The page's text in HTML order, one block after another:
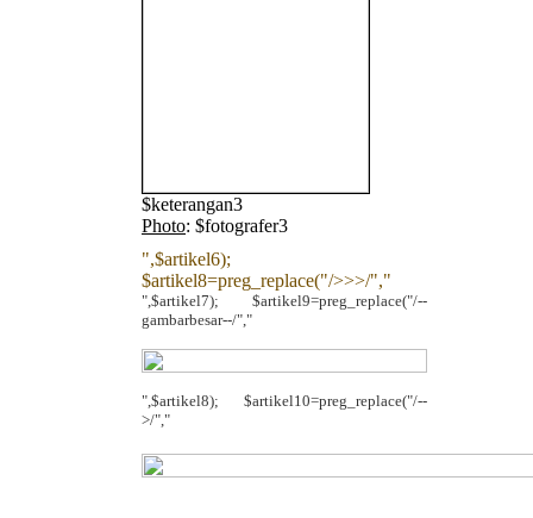
$keterangan3
Photo: $fotografer3
",$artikel6);
$artikel8=preg_replace("/>>>/","
",$artikel7); $artikel9=preg_replace("/--
gambarbesar--/","
",$artikel8); $artikel10=preg_replace("/--
>/","